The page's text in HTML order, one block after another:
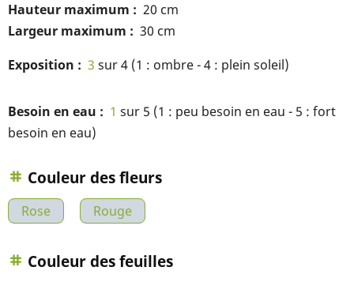
Hauteur maximum
20 cm
Largeur maximum
30 cm
Exposition
3 sur 4 (1 : ombre - 4 : plein soleil)
Besoin en eau 1 sur 5 (1 : peu besoin en eau - 5 : fort
besoin en eau)
Couleur des fleurs
Rose Rouge
Couleur des feuilles